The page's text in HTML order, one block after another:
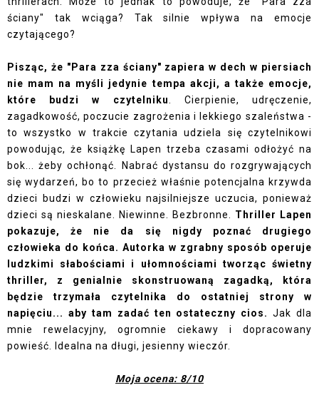
ściany" tak wciąga? Tak silnie wpływa na emocje
czytającego?
Pisząc, że "Para zza ściany" zapiera w dech w piersiach
nie mam na myśli jedynie tempa akcji, a także emocje,
które budzi w czytelniku
. Cierpienie, udręczenie,
zagadkowość, poczucie zagrożenia i lekkiego szaleństwa -
to wszystko w trakcie czytania udziela się czytelnikowi
powodując, że książkę Lapen trzeba czasami odłożyć na
bok... żeby ochłonąć. Nabrać dystansu do rozgrywających
się wydarzeń, bo to przecież właśnie potencjalna krzywda
dzieci budzi w człowieku najsilniejsze uczucia, ponieważ
dzieci są nieskalane. Niewinne. Bezbronne.
Thriller Lapen
pokazuje, że nie da się nigdy poznać drugiego
człowieka do końca. Autorka w zgrabny sposób operuje
ludzkimi słabościami i ułomnościami tworząc świetny
thriller, z genialnie skonstruowaną zagadką, która
będzie trzymała czytelnika do ostatniej strony w
napięciu... aby tam zadać ten ostateczny cios.Jak dla
mnie rewelacyjny, ogromnie ciekawy i dopracowany
powieść. Idealna na długi, jesienny wieczór.
Moja ocena: 8/10